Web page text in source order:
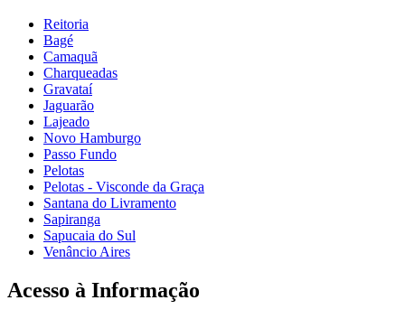
Reitoria
Bagé
Camaquã
Charqueadas
Gravataí
Jaguarão
Lajeado
Novo Hamburgo
Passo Fundo
Pelotas
Pelotas - Visconde da Graça
Santana do Livramento
Sapiranga
Sapucaia do Sul
Venâncio Aires
Acesso à Informação